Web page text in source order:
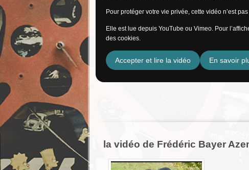
Pour protéger votre vie privée, cette vidéo n’est
Elle est lue depuis YouTube ou Vimeo. Pour
des cookies.
Accepter et lire la vidéo En savoir
la vidéo de Frédéric Bayer